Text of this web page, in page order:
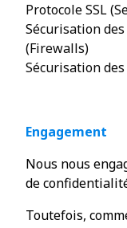
Protocole SSL
Sécurisation
(Firewalls)
Sécurisation
Engagement
Nous nous
de
Toutefois,